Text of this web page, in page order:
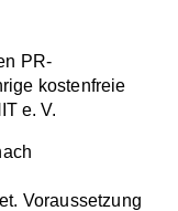
PR-
kostenfreie
e. V.
Voraussetzung